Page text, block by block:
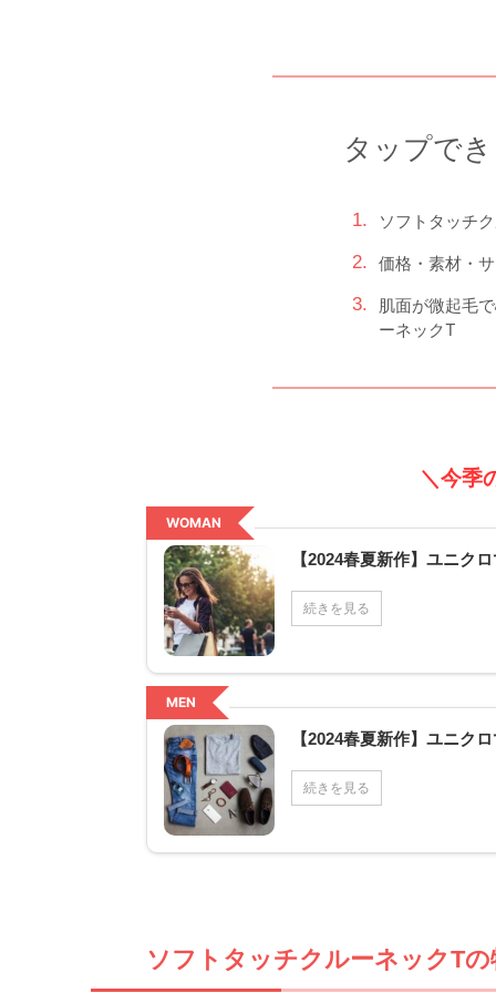
タップで
ソフトタッチ
価格・素材・
肌面が微起毛
ーネックT
＼今季
WOMAN
【2024春夏新作】ユニク
続きを見る
MEN
【2024春夏新作】ユニク
続きを見る
ソフトタッチクルーネックTの